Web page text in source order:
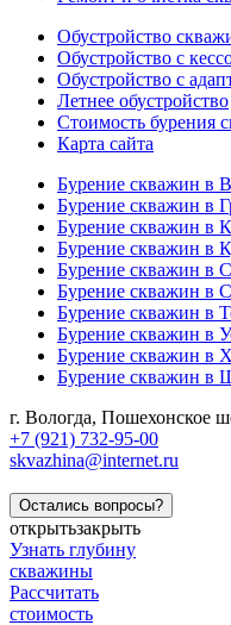
Обустройство
Обустройство с
Обустройство с
Летнее обустройство
Стоимость бурения
Карта сайта
Бурение скважин в
Бурение скважин в
Бурение скважин в
Бурение скважин в
Бурение скважин в
Бурение скважин в
Бурение скважин в
Бурение скважин в
Бурение скважин в
Бурение скважин в
г. Вологда, Пошехонское
+7 (921) 732-95-00
skvazhina@internet.ru
Остались вопросы?
открытьзакрыть
Узнать глубину
скважины
Рассчитать
стоимость